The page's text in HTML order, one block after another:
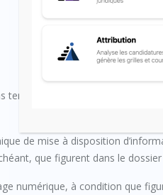
tenus de fournir les documents
de mise à disposition
que figurent dans le
numérique, à condition que